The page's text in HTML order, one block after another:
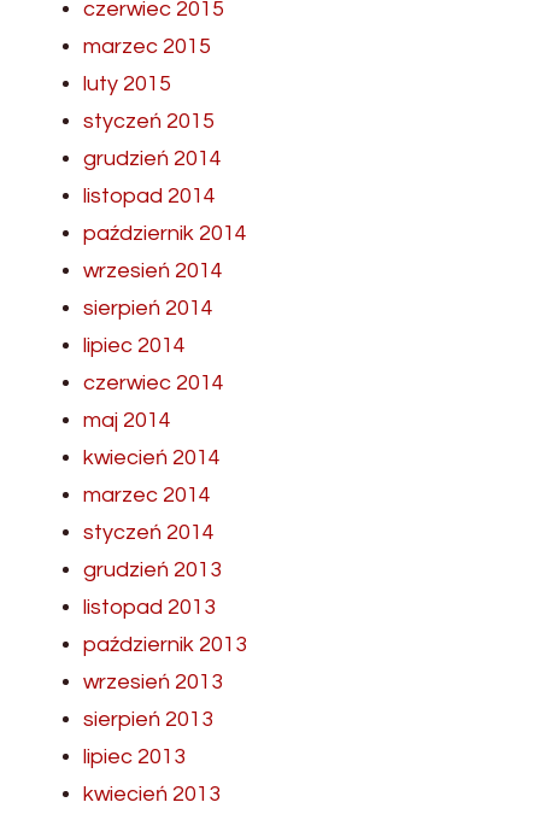
czerwiec 2015
marzec 2015
luty 2015
styczeń 2015
grudzień 2014
listopad 2014
październik 2014
wrzesień 2014
sierpień 2014
lipiec 2014
czerwiec 2014
maj 2014
kwiecień 2014
marzec 2014
styczeń 2014
grudzień 2013
listopad 2013
październik 2013
wrzesień 2013
sierpień 2013
lipiec 2013
kwiecień 2013